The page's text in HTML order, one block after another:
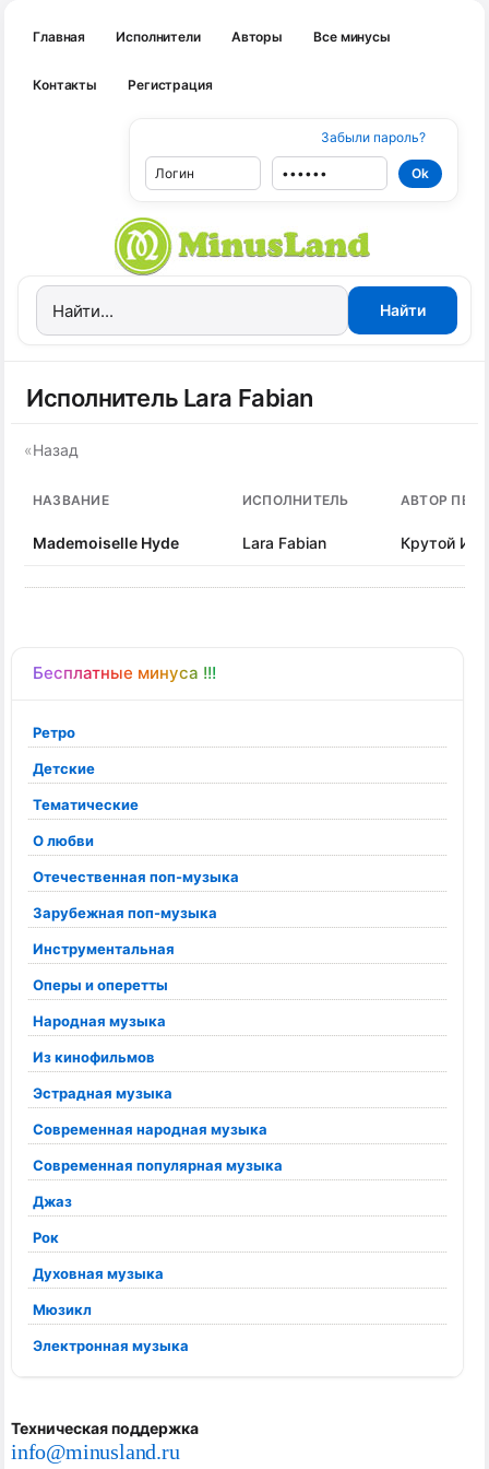
Главная Исполнители Авторы Все минусы
Контакты Регистрация
Забыли пароль?
Бесплатные минуса !!!
Ретро
Детские
Тематические
О любви
Отечественная поп-музыка
Зарубежная поп-музыка
Инструментальная
Оперы и оперетты
Народная музыка
Из кинофильмов
Эстрадная музыка
Современная народная музыка
Современная популярная музыка
Джаз
Рок
Духовная музыка
Мюзикл
Электронная музыка
Техническая поддержка
info@minusland.ru
Исполнитель Lara Fabian
«Назад
НАЗВАНИЕ ИСПОЛНИТЕЛЬ АВТОР
Mademoiselle Hyde Lara Fabian Крутой